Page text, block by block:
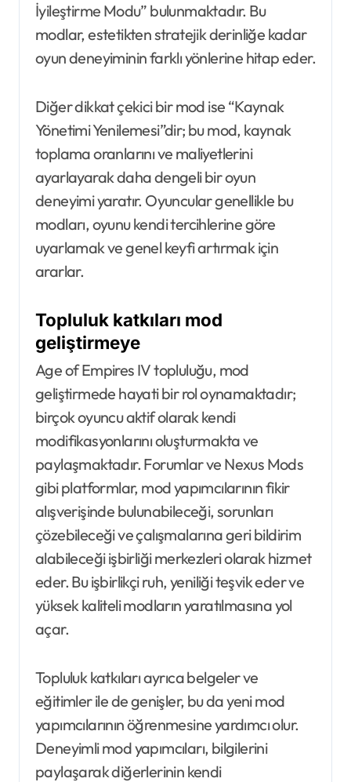
İyileştirme Modu” bulunmaktadır. Bu
modlar, estetikten stratejik derinliğe kadar
oyun deneyiminin farklı yönlerine hitap eder.
Diğer dikkat çekici bir mod ise “Kaynak
Yönetimi Yenilemesi”dir; bu mod, kaynak
toplama oranlarını ve maliyetlerini
ayarlayarak daha dengeli bir oyun
deneyimi yaratır. Oyuncular genellikle bu
modları, oyunu kendi tercihlerine göre
uyarlamak ve genel keyfi artırmak için
ararlar.
Topluluk katkıları mod
geliştirmeye
Age of Empires IV topluluğu, mod
geliştirmede hayati bir rol oynamaktadır;
birçok oyuncu aktif olarak kendi
modifikasyonlarını oluşturmakta ve
paylaşmaktadır. Forumlar ve Nexus Mods
gibi platformlar, mod yapımcılarının fikir
alışverişinde bulunabileceği, sorunları
çözebileceği ve çalışmalarına geri bildirim
alabileceği işbirliği merkezleri olarak hizmet
eder. Bu işbirlikçi ruh, yeniliği teşvik eder ve
yüksek kaliteli modların yaratılmasına yol
açar.
Topluluk katkıları ayrıca belgeler ve
eğitimler ile de genişler, bu da yeni mod
yapımcılarının öğrenmesine yardımcı olur.
Deneyimli mod yapımcıları, bilgilerini
paylaşarak diğerlerinin kendi